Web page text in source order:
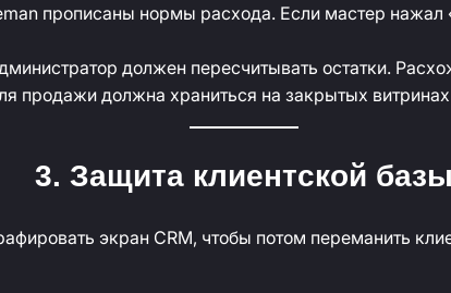
прописаны нормы расхода. Если мастер нажал
должен пересчитывать остатки.
продажи должна храниться на закрытых
3. Защита клиентской базы
экран CRM, чтобы потом переманить